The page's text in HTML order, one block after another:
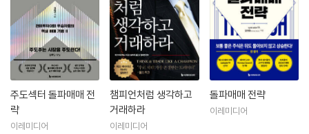
주도섹터 돌파매매 전
략
이레미디어
챔피언처럼 생각하고
거래하라
이레미디어
돌파매매 전략
이레미디어